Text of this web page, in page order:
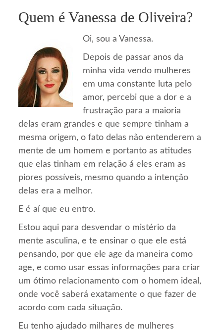
Quem é Vanessa de Oliveira?
Oi, sou a Vanessa.
Depois de passar anos da
minha vida vendo mulheres
em uma constante luta pelo
amor, percebi que a dor e a
frustração para a maioria
delas eram grandes e que sempre tinham a
mesma origem, o fato delas não entenderem a
mente de um homem e portanto as atitudes
que elas tinham em relação á eles eram as
piores possíveis, mesmo quando a intenção
delas era a melhor.
E é aí que eu entro.
Estou aqui para desvendar o mistério da
mente asculina, e te ensinar o que ele está
pensando, por que ele age da maneira como
age, e como usar essas informações para criar
um ótimo relacionamento com o homem ideal,
onde você saberá exatamente o que fazer de
acordo com cada situação.
Eu tenho ajudado milhares de mulheres